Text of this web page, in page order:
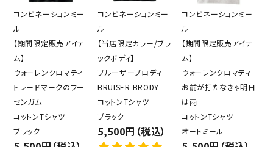
コンビネーションミー
ル
【期間限定販売アイテ
ム】
ウォーレンクロマティ
トレードマークのフー
センガム
コットンTシャツ
ブラック
コンビネーションミー
ル
【当店限定カラー/ブラ
ックボディ】
ブルーザーブロディ
BRUISER BRODY
コットンTシャツ
ブラック
5,500円（税込）
コンビネーションミー
ル
【期間限定販売アイテ
ム】
ウォーレンクロマティ
お前が打たなきゃ明日
は雨
コットンTシャツ
オートミール